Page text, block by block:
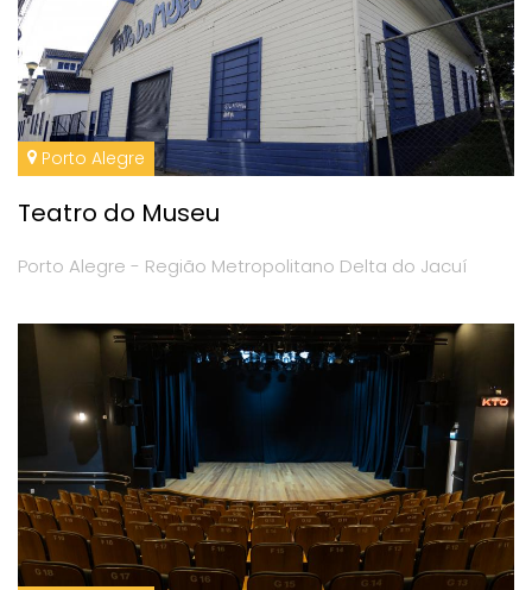
Porto Alegre
Teatro do Museu
Porto Alegre - Região Metropolitano Delta do Jacuí